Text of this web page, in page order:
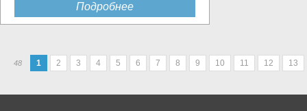
Подробнее
48 1 2 3 4 5 6 7 8 9 10 11 12 13